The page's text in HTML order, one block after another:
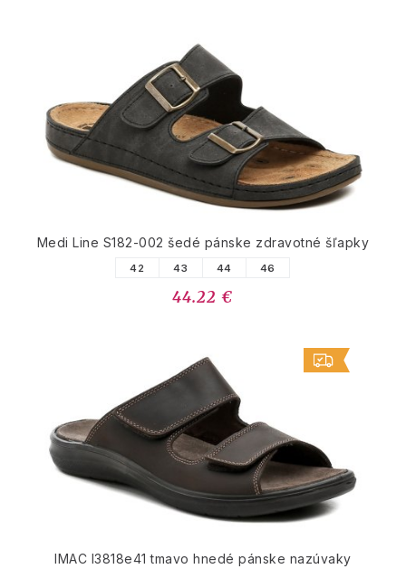
Medi Line S182-002 šedé pánske zdravotné šľapky
42 43 44 46
44.22 €
IMAC I3818e41 tmavo hnedé pánske nazúvaky